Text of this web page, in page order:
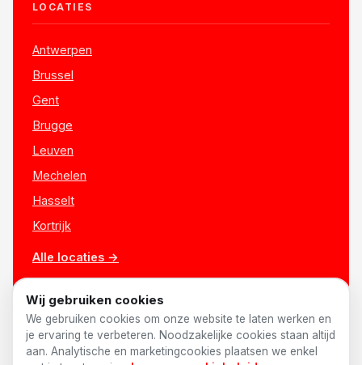
LOCATIES
Antwerpen
Brussel
Gent
Brugge
Leuven
Mechelen
Hasselt
Kortrijk
Alle locaties →
Wij gebruiken cookies
We gebruiken cookies om onze website te laten werken en
je ervaring te verbeteren. Noodzakelijke cookies staan altijd
aan. Analytische en marketingcookies plaatsen we enkel